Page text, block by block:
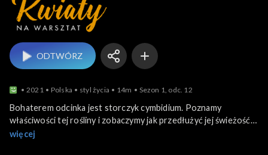
ODTWÓRZ
2021 Polska styl życia 14m Sezon 1, odc. 12
Bohaterem odcinka jest storczyk cymbidium. Poznamy
właściwości tej rośliny i zobaczymy jak przedłużyć jej świeżość
w domu. Prezentujemy kompozycje z wykorzystaniem
więcej